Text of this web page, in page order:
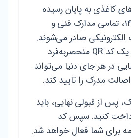
کاغذی به پایان رسیده
است. در سال ۱۴۰۵، تمامی مدارک فنی و
صادر می‌شوند.
این مدارک دارای یک کد QR منحصر‌به‌فرد
در هر جای دنیا می‌تواند
مدرک را تایید کند.
پس از قبولی نهایی، باید
کنید. سپس کد
برای شما فعال خواهد شد.